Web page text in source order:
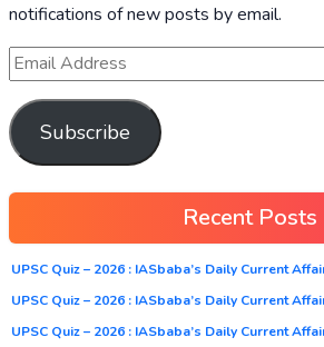
notifications of new posts by email.
Subscribe
Recent Posts
UPSC Quiz – 2026 : IASbaba’s Daily Current
UPSC Quiz – 2026 : IASbaba’s Daily Current
UPSC Quiz – 2026 : IASbaba’s Daily Current